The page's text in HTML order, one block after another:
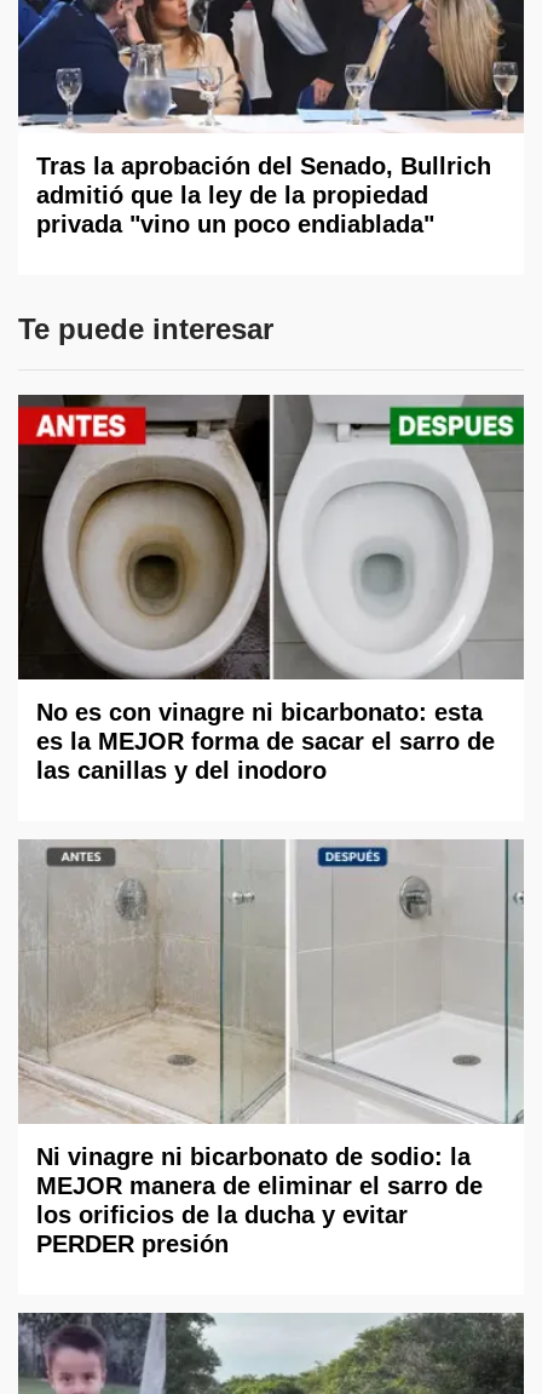
Tras la aprobación del Senado, Bullrich
admitió que la ley de la propiedad
privada "vino un poco endiablada"
Te puede interesar
No es con vinagre ni bicarbonato: esta
es la MEJOR forma de sacar el sarro de
las canillas y del inodoro
Ni vinagre ni bicarbonato de sodio: la
MEJOR manera de eliminar el sarro de
los orificios de la ducha y evitar
PERDER presión